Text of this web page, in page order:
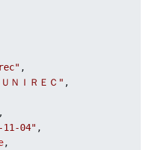
,
ＮＩＲＥＣ" ,
,
11-04" ,
,